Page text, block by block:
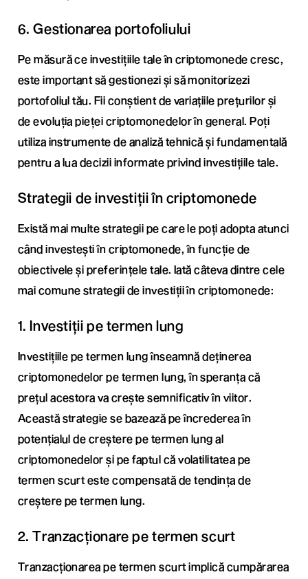
6. Gestionarea portofoliului
Pe măsură ce investițiile tale în criptomonede cresc,
este important să gestionezi și să monitorizezi
portofoliul tău. Fii conștient de variațiile prețurilor și
de evoluția pieței criptomonedelor în general. Poți
utiliza instrumente de analiză tehnică și fundamentală
pentru a lua decizii informate privind investițiile tale.
Strategii de investiții în criptomonede
Există mai multe strategii pe care le poți adopta atunci
când investești în criptomonede, în funcție de
obiectivele și preferințele tale. Iată câteva dintre cele
mai comune strategii de investiții în criptomonede:
1. Investiții pe termen lung
Investițiile pe termen lung înseamnă deținerea
criptomonedelor pe termen lung, în speranța că
prețul acestora va crește semnificativ în viitor.
Această strategie se bazează pe încrederea în
potențialul de creștere pe termen lung al
criptomonedelor și pe faptul că volatilitatea pe
termen scurt este compensată de tendința de
creștere pe termen lung.
2. Tranzacționare pe termen scurt
Tranzacționarea pe termen scurt implică cumpărarea